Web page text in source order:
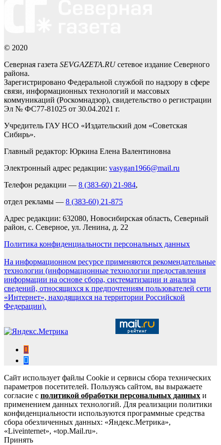
© 2020
Северная газета SEVGAZETA.RUсетевое издание Северного
района.
Зарегистрировано Федеральной службой по надзору в сфере
связи, информационных технологий и массовых
коммуникаций (Роскомнадзор), свидетельство о регистрации
Эл № ФС77-81025 от 30.04.2021 г.
Учредитель ГАУ НСО «Издательский дом «Советская
Сибирь».
Главный редактор: Юркина Елена Валентиновна
Электронный адрес редакции: vasygan1966@mail.ru
Телефон редакции — 8 (383-60) 21-984,
отдел рекламы — 8 (383-60) 21-875
Адрес редакции: 632080, Новосибирская область, Северный
район, с. Северное, ул. Ленина, д. 22
Политика конфиденциальности персональных данных
На информационном ресурсе применяются рекомендательные
технологии (информационные технологии предоставления
информации на основе сбора, систематизации и анализа
сведений, относящихся к предпочтениям пользователей сети
«Интернет», находящихся на территории Российской
Федерации).
Сайт использует файлы Cookie и сервисы сбора технических
параметров посетителей. Пользуясь сайтом, вы выражаете
согласие с политикой обработки персональных данных и
применением данных технологий. Для реализации политики
конфиденциальности используются программные средства
сбора обезличенных данных: «Яндекс.Метрика»,
«Liveinternet», «top.Mail.ru».
Принять